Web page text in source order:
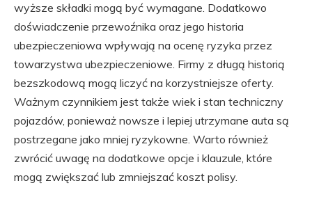
wyższe składki mogą być wymagane. Dodatkowo
doświadczenie przewoźnika oraz jego historia
ubezpieczeniowa wpływają na ocenę ryzyka przez
towarzystwa ubezpieczeniowe. Firmy z długą historią
bezszkodową mogą liczyć na korzystniejsze oferty.
Ważnym czynnikiem jest także wiek i stan techniczny
pojazdów, ponieważ nowsze i lepiej utrzymane auta są
postrzegane jako mniej ryzykowne. Warto również
zwrócić uwagę na dodatkowe opcje i klauzule, które
mogą zwiększać lub zmniejszać koszt polisy.